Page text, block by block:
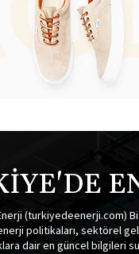
(turkiyedeenerji.com)
politikaları, sektörel
dair en güncel bilgileri